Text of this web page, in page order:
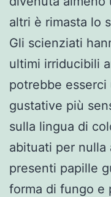
altri è rimasta lo
Gli scienziati
ultimi irriducibili
potrebbe esserci
gustative più
sulla lingua di
abituati per nulla
presenti papille
forma di fungo e